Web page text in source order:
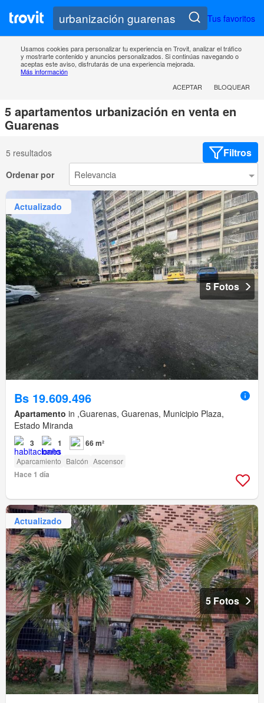
Tus favoritos
Usamos cookies para personalizar tu experiencia en Trovit, analizar el tráfico
y mostrarte contenido y anuncios personalizados. Si continúas navegando o
aceptas este aviso, disfrutarás de una experiencia mejorada.
Más información
ACEPTAR
BLOQUEAR
5 apartamentos urbanización en venta en
Guarenas
5 resultados Filtros
Ordenar por
Actualizado
5 Fotos
Bs 19.609.496
Apartamento in ,Guarenas, Guarenas, Municipio Plaza,
Estado Miranda
3 1 66 m²
Aparcamiento Balcón Ascensor
Hace 1 día
Actualizado
5 Fotos